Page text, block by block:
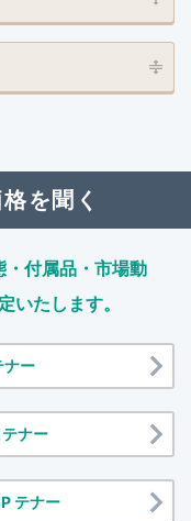
を聞く
・付属品・市場動
いたします。
ナー
ナー
テナー